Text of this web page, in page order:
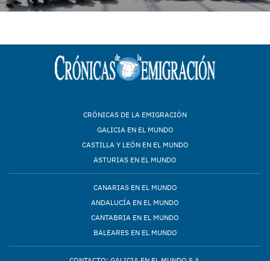
CRÓNICAS DE LA EMIGRACIÓN
GALICIA EN EL MUNDO
CASTILLA Y LEÓN EN EL MUNDO
ASTURIAS EN EL MUNDO
CANARIAS EN EL MUNDO
ANDALUCÍA EN EL MUNDO
CANTABRIA EN EL MUNDO
BALEARES EN EL MUNDO